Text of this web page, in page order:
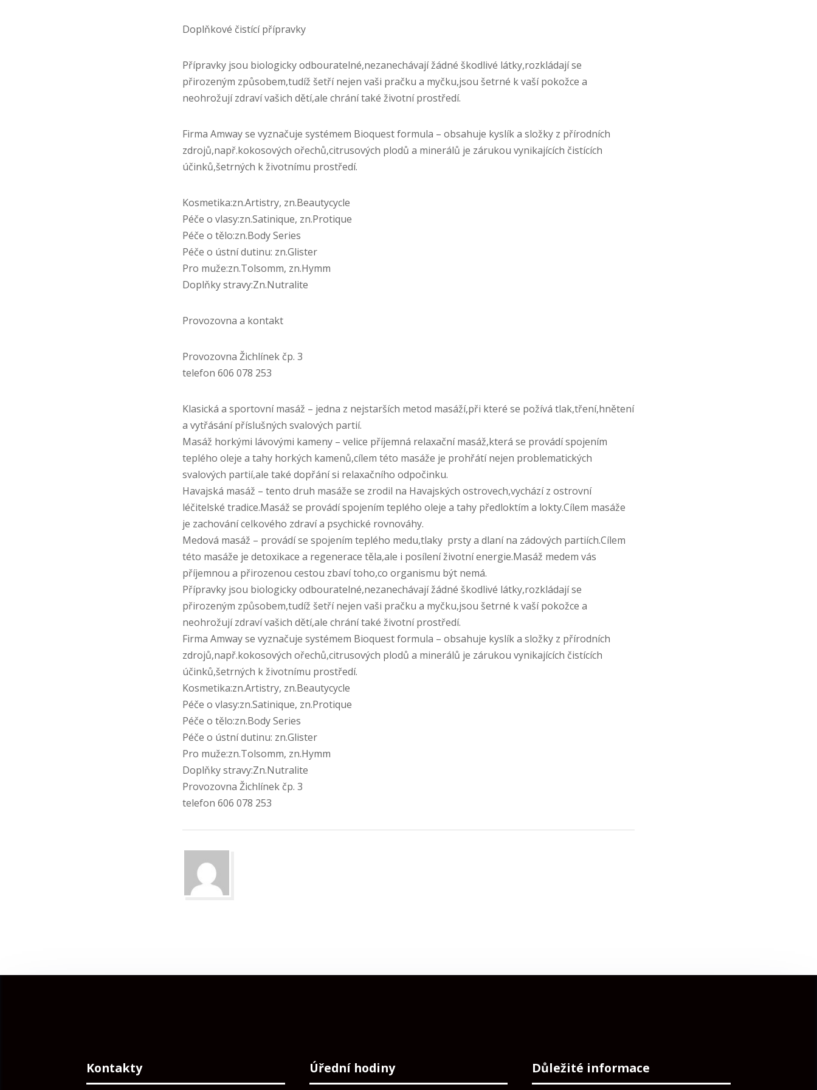
Doplňkové čistící přípravky
Přípravky jsou biologicky odbouratelné,nezanechávají žádné škodlivé látky,rozkládají se
přirozeným způsobem,tudíž šetří nejen vaši pračku a myčku,jsou šetrné k vaší pokožce a
neohrožují zdraví vašich dětí,ale chrání také životní prostředí.
Firma Amway se vyznačuje systémem Bioquest formula – obsahuje kyslík a složky z přírodních
zdrojů,např.kokosových ořechů,citrusových plodů a minerálů je zárukou vynikajících čistících
účinků,šetrných k životnímu prostředí.
Kosmetika:zn.Artistry, zn.Beautycycle
Péče o vlasy:zn.Satinique, zn.Protique
Péče o tělo:zn.Body Series
Péče o ústní dutinu: zn.Glister
Pro muže:zn.Tolsomm, zn.Hymm
Doplňky stravy:Zn.Nutralite
Provozovna a kontakt
Provozovna Žichlínek čp. 3
telefon 606 078 253
Klasická a sportovní masáž – jedna z nejstarších metod masáží,při které se požívá tlak,tření,hnětení
a vytřásání příslušných svalových partií.
Masáž horkými lávovými kameny – velice příjemná relaxační masáž,která se provádí spojením
teplého oleje a tahy horkých kamenů,cílem této masáže je prohřátí nejen problematických
svalových partií,ale také dopřání si relaxačního odpočinku.
Havajská masáž – tento druh masáže se zrodil na Havajských ostrovech,vychází z ostrovní
léčitelské tradice.Masáž se provádí spojením teplého oleje a tahy předloktím a lokty.Cílem masáže
je zachování celkového zdraví a psychické rovnováhy.
Medová masáž – provádí se spojením teplého medu,tlaky prsty a dlaní na zádových partiích.Cílem
této masáže je detoxikace a regenerace těla,ale i posílení životní energie.Masáž medem vás
příjemnou a přirozenou cestou zbaví toho,co organismu být nemá.
Přípravky jsou biologicky odbouratelné,nezanechávají žádné škodlivé látky,rozkládají se
přirozeným způsobem,tudíž šetří nejen vaši pračku a myčku,jsou šetrné k vaší pokožce a
neohrožují zdraví vašich dětí,ale chrání také životní prostředí.
Firma Amway se vyznačuje systémem Bioquest formula – obsahuje kyslík a složky z přírodních
zdrojů,např.kokosových ořechů,citrusových plodů a minerálů je zárukou vynikajících čistících
účinků,šetrných k životnímu prostředí.
Kosmetika:zn.Artistry, zn.Beautycycle
Péče o vlasy:zn.Satinique, zn.Protique
Péče o tělo:zn.Body Series
Péče o ústní dutinu: zn.Glister
Pro muže:zn.Tolsomm, zn.Hymm
Doplňky stravy:Zn.Nutralite
Provozovna Žichlínek čp. 3
telefon 606 078 253
Kontakty Úřední hodiny Důležité informace